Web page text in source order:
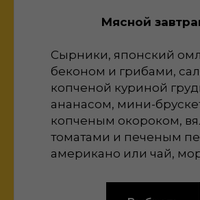
Мясной
Сырники, японский
беконом и грибами,
копченой куриной
ананасом, мини-
копченым окороком,
томатами и печеным
американо или чай,